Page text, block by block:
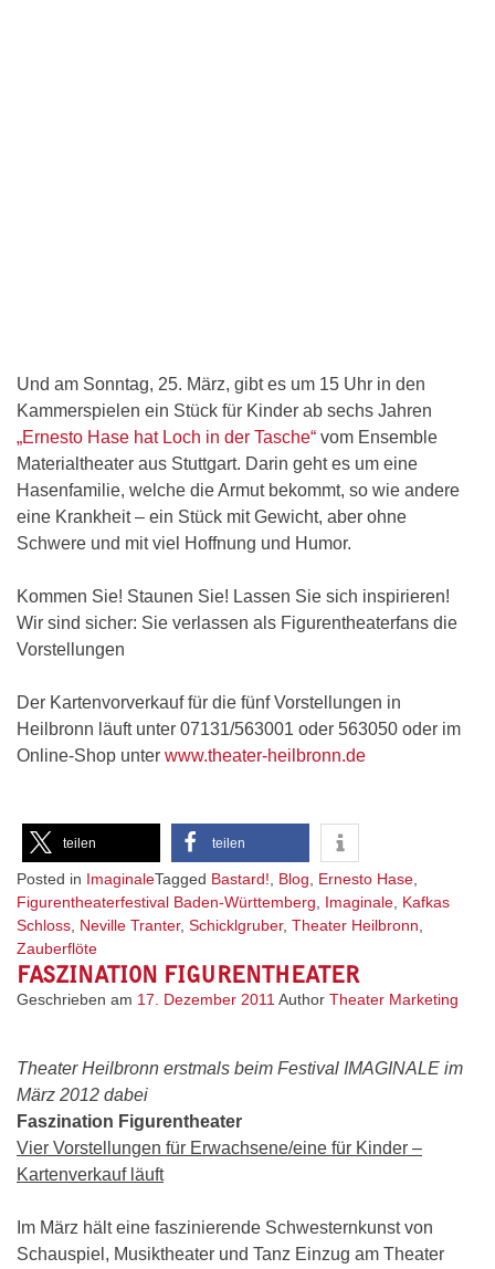
Und am Sonntag, 25. März, gibt es um 15 Uhr in den
Kammerspielen ein Stück für Kinder ab sechs Jahren
„Ernesto Hase hat Loch in der Tasche“ vom Ensemble
Materialtheater aus Stuttgart. Darin geht es um eine
Hasenfamilie, welche die Armut bekommt, so wie andere
eine Krankheit – ein Stück mit Gewicht, aber ohne
Schwere und mit viel Hoffnung und Humor.
Kommen Sie! Staunen Sie! Lassen Sie sich inspirieren!
Wir sind sicher: Sie verlassen als Figurentheaterfans die
Vorstellungen
Der Kartenvorverkauf für die fünf Vorstellungen in
Heilbronn läuft unter 07131/563001 oder 563050 oder im
Online-Shop unter www.theater-heilbronn.de
teilen teilen
Posted in ImaginaleTagged Bastard! Blog Ernesto Hase
Figurentheaterfestival Baden-Württemberg
Imaginale Kafkas
Schloss Neville Tranter, Schicklgruber, Theater Heilbronn
Zauberflöte
FASZINATION FIGURENTHEATER
Geschrieben am 17. Dezember 2011 Author Theater Marketing
Theater Heilbronn erstmals beim Festival IMAGINALE im
März 2012 dabei
Faszination Figurentheater
Vier Vorstellungen für Erwachsene/eine für Kinder –
Kartenverkauf läuft
Im März hält eine faszinierende Schwesternkunst von
Schauspiel, Musiktheater und Tanz Einzug am Theater